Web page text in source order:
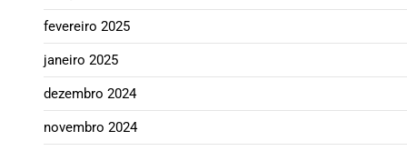
fevereiro 2025
janeiro 2025
dezembro 2024
novembro 2024